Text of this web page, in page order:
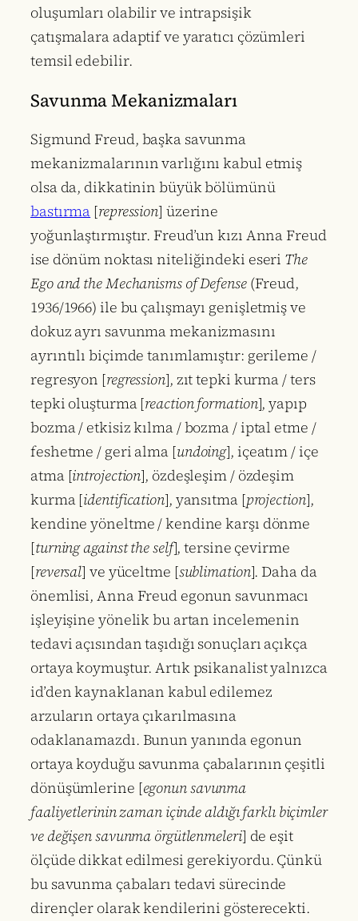
oluşumları olabilir ve intrapsişik
çatışmalara adaptif ve yaratıcı çözümleri
temsil edebilir.
Savunma Mekanizmaları
Sigmund Freud, başka savunma
mekanizmalarının varlığını kabul etmiş
olsa da, dikkatinin büyük bölümünü
bastırma [repression] üzerine
yoğunlaştırmıştır. Freud’un kızı Anna Freud
ise dönüm noktası niteliğindeki eseri The
Ego and the Mechanisms of Defense(Freud,
1936/1966) ile bu çalışmayı genişletmiş ve
dokuz ayrı savunma mekanizmasını
ayrıntılı biçimde tanımlamıştır: gerileme /
regresyon [regression], zıt tepki kurma / ters
tepki oluşturma [reaction formation], yapıp
bozma / etkisiz kılma / bozma / iptal etme /
feshetme / geri alma [undoing], içeatım / içe
atma [introjection], özdeşleşim / özdeşim
kurma [identification], yansıtma [projection],
kendine yöneltme / kendine karşı dönme
[turning against the self], tersine çevirme
[reversal] ve yüceltme [sublimation]. Daha da
önemlisi, Anna Freud egonun savunmacı
işleyişine yönelik bu artan incelemenin
tedavi açısından taşıdığı sonuçları açıkça
ortaya koymuştur. Artık psikanalist yalnızca
id’den kaynaklanan kabul edilemez
arzuların ortaya çıkarılmasına
odaklanamazdı. Bunun yanında egonun
ortaya koyduğu savunma çabalarının çeşitli
dönüşümlerine [egonun savunma
faaliyetlerinin zaman içinde aldığı farklı biçimler
ve değişen savunma örgütlenmeleri] de eşit
ölçüde dikkat edilmesi gerekiyordu. Çünkü
bu savunma çabaları tedavi sürecinde
dirençler olarak kendilerini gösterecekti.